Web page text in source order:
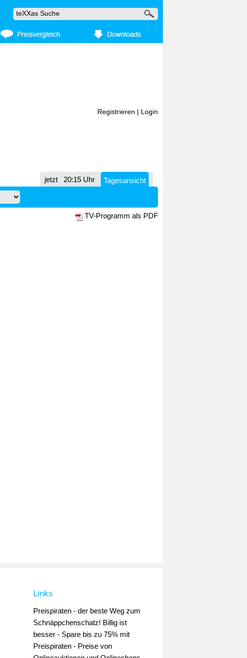
Registrieren Login
jetzt 20:15 Uhr
Tagesansicht
TV-Programm als PDF
Links
Preispiraten - der beste Weg zum
Schnäppchenschatz! Billig ist
besser - Spare bis zu 75% mit
Preispiraten - Preise von